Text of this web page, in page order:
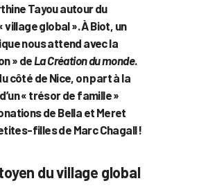
Tayou autour du
village global ». À Biot, un
nous attend avec la
» de La Création du monde.
côté de Nice, on part à la
« trésor de famille »
de Bella et Meret
filles de Marc Chagall !
du village global